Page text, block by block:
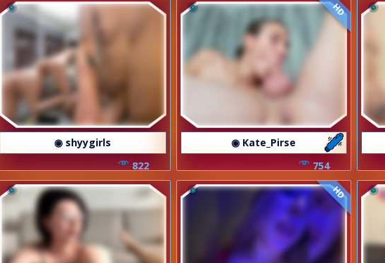
◉ shyygirls
822
HD
◉ Kate_Pirse
754
HD